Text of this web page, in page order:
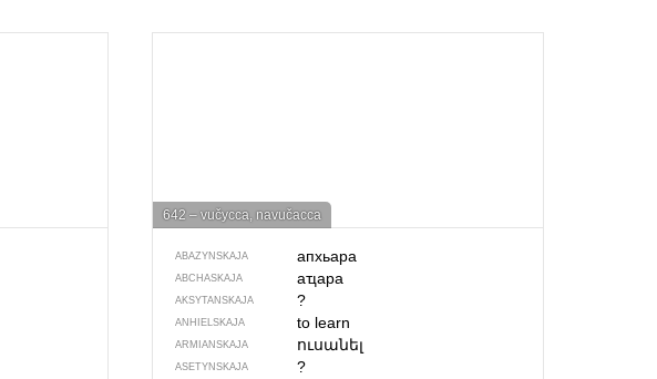
642 – vučycca, navučacca
ABAZYNSKAJA апхьара
ABCHASKAJA аҵара
AKSYTANSKAJA ?
ANHIELSKAJA to learn
ARMIANSKAJA ուսանել
ASETYNSKAJA ?